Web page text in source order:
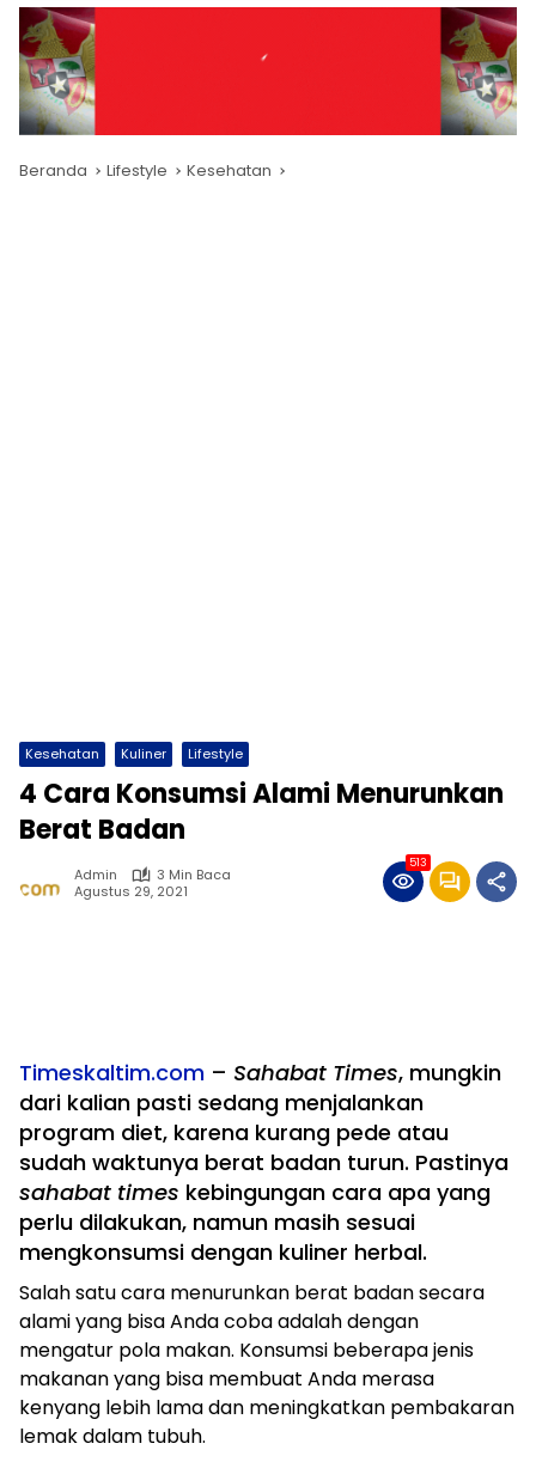
Beranda Lifestyle Kesehatan
Kesehatan Kuliner Lifestyle
4 Cara Konsumsi Alami Menurunkan
Berat Badan
Admin
3 Min Baca
Agustus 29, 2021
513
Timeskaltim.com – Sahabat Times, mungkin
dari kalian pasti sedang menjalankan
program diet, karena kurang pede atau
sudah waktunya berat badan turun. Pastinya
sahabat times kebingungan cara apa yang
perlu dilakukan, namun masih sesuai
mengkonsumsi dengan kuliner herbal.
Salah satu cara menurunkan berat badan secara
alami yang bisa Anda coba adalah dengan
mengatur pola makan. Konsumsi beberapa jenis
makanan yang bisa membuat Anda merasa
kenyang lebih lama dan meningkatkan pembakaran
lemak dalam tubuh.